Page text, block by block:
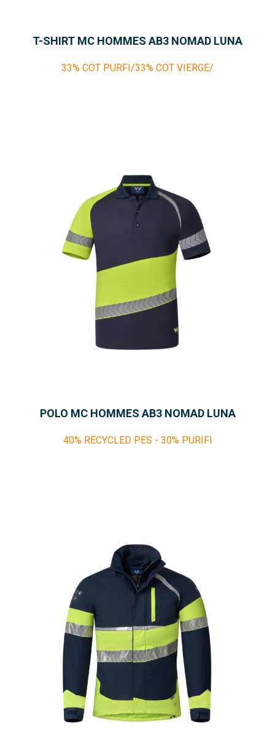
T-SHIRT MC HOMMES AB3 NOMAD LUNA
33% COT PURFI/33% COT VIERGE/
POLO MC HOMMES AB3 NOMAD LUNA
40% RECYCLED PES - 30% PURIFI